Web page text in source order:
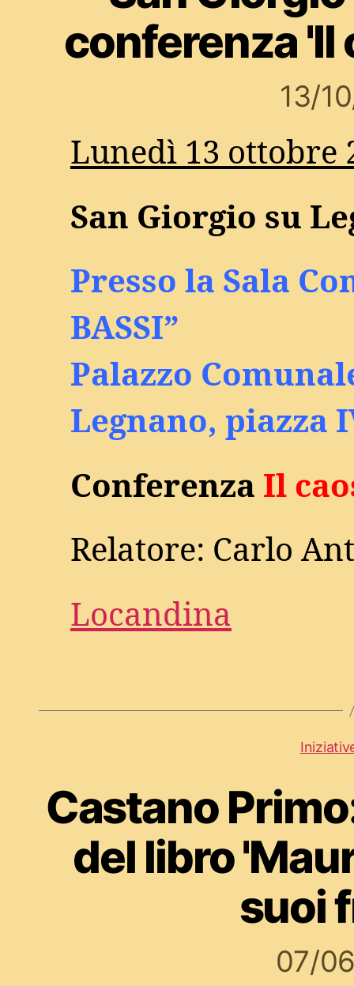
conferenza 'Il
13/
Lunedì 13 ottobre
San Giorgio su
Presso la Sala
BASSI”
Palazzo
Legnano, piazza
Conferenza Il
Relatore: Carlo
Locandina
Castano
del libro
suoi
07/